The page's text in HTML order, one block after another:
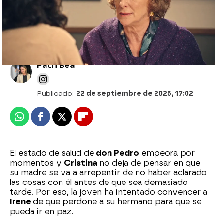
Patri Bea
Publicado: 22 de septiembre de 2025, 17:02
WhatsappFacebook
X Flipboard
El estado de salud de don Pedro empeora por
momentos y Cristina no deja de pensar en que
su madre se va a arrepentir de no haber aclarado
las cosas con él antes de que sea demasiado
tarde. Por eso, la joven ha intentado convencer a
Irene de que perdone a su hermano para que se
pueda ir en paz.